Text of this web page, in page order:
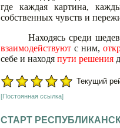
где каждая картина,
собственных чувств и
Находясь среди
взаимодействуют с ним,
себе и находя пути решения
Текущий
[Постоянная ссылка]
СТАРТ